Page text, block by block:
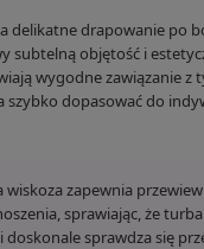
delikatne drapowanie po
subtelną objętość i
wygodne zawiązanie z
szybko dopasować do
wiskoza zapewnia
sprawiając, że
doskonale sprawdza się